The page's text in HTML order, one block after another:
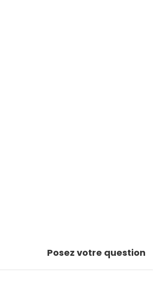
Posez votre question